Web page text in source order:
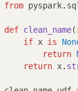
from pyspark.
def clean_name(
if x is
return
return x.